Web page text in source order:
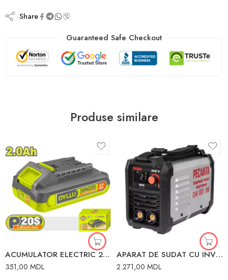
Share
Guaranteed Safe Checkout
Produse similare
ACUMULATOR ELECTRIC 20V 2.0AH DYLLU
351,00 MDL
APARAT DE SUDAT CU INVERTOR 160TLUX 160A 220V 65/69 RESANTA
2.271,00 MDL